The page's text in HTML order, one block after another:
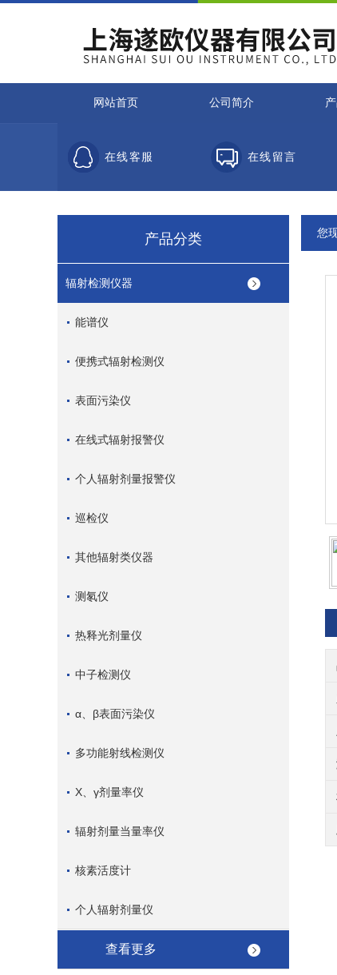
网站首页 公司简介
在线客服 在线留言
产品分类
辐射检测仪器
能谱仪
便携式辐射检测仪
表面污染仪
在线式辐射报警仪
个人辐射剂量报警仪
巡检仪
其他辐射类仪器
测氡仪
热释光剂量仪
中子检测仪
α、β表面污染仪
多功能射线检测仪
X、γ剂量率仪
辐射剂量当量率仪
核素活度计
个人辐射剂量仪
查看更多
您